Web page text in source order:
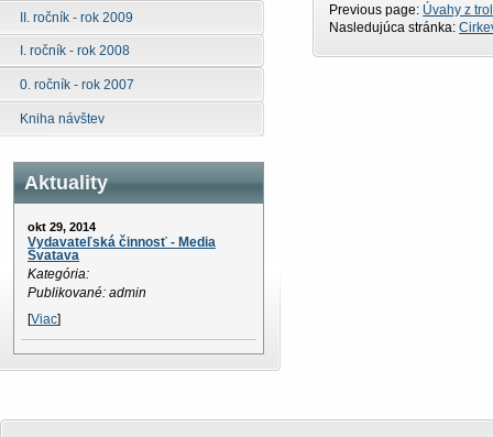
II. ročník - rok 2009
I. ročník - rok 2008
0. ročník - rok 2007
Kniha návštev
Aktuality
okt 29, 2014
Vydavateľská činnosť - Media
Svatava
Kategória:
Publikované: admin
[Viac]
Previous page: Úvahy z
Nasledujúca stránka: